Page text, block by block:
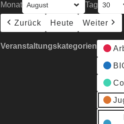
Monat Tag
Zurück Heute Weiter
Veranstaltungskategorien